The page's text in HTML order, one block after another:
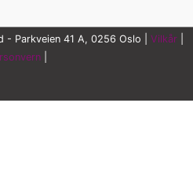
Parkveien 41 A, 0256 Oslo | Vilkår